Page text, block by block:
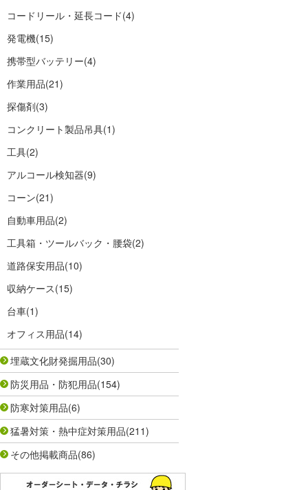
コードリール・延長コード(4)
発電機(15)
携帯型バッテリー(4)
作業用品(21)
探傷剤(3)
コンクリート製品吊具(1)
工具(2)
アルコール検知器(9)
コーン(21)
自動車用品(2)
工具箱・ツールバック・腰袋(2)
道路保安用品(10)
収納ケース(15)
台車(1)
オフィス用品(14)
埋蔵文化財発掘用品(30)
防災用品・防犯用品(154)
防寒対策用品(6)
猛暑対策・熱中症対策用品(211)
その他掲載商品(86)